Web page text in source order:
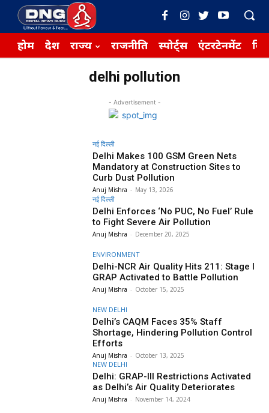
होम देश राज्य राजनीति स्पोर्ट्स एंटरटेनमेंट
delhi pollution
- Advertisement -
नई दिल्ली
Delhi Makes 100 GSM Green Nets
Mandatory at Construction Sites to
Curb Dust Pollution
Anuj Mishra - May 13, 2026
नई दिल्ली
Delhi Enforces ‘No PUC, No Fuel’ Rule
to Fight Severe Air Pollution
Anuj Mishra - December 20, 2025
ENVIRONMENT
Delhi-NCR Air Quality Hits 211: Stage I
GRAP Activated to Battle Pollution
Anuj Mishra - October 15, 2025
NEW DELHI
Delhi’s CAQM Faces 35% Staff
Shortage, Hindering Pollution Control
Efforts
Anuj Mishra - October 13, 2025
NEW DELHI
Delhi: GRAP-III Restrictions Activated
as Delhi’s Air Quality Deteriorates
Anuj Mishra - November 14, 2024